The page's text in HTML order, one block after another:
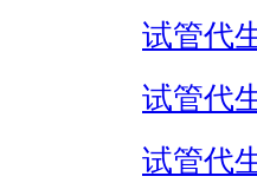
试管代
试管代
试管代